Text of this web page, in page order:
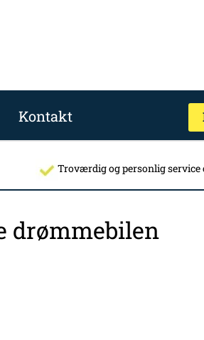
Kontakt
Troværdig og personlig service
drømmebilen